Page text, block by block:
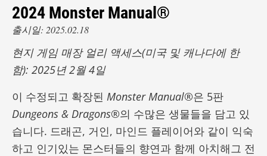
2024 Monster Manual®
출시일: 2025.02.18
현지 게임 매장 얼리 액세스(미국 및 캐나다에 한
함): 2025년 2월 4일
이 수정되고 확장된 Monster Manual®은 5판
Dungeons & Dragons®의 수많은 생물들을 담고 있
습니다. 드래곤, 거인, 마인드 플레이어와 같이 익숙
하고 인기있는 몬스터들의 향연과 함께 아치해그 전